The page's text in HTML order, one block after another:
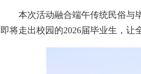
本次活动融合端午传统民俗与
即将走出校园的2026届毕业生，让